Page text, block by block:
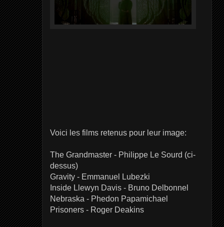
Voici les films retenus pour leur image:
The Grandmaster - Philippe Le Sourd (ci-
dessus)
Gravity - Emmanuel Lubezki
Inside Llewyn Davis - Bruno Delbonnel
Nebraska - Phedon Papamichael
Prisoners - Roger Deakins